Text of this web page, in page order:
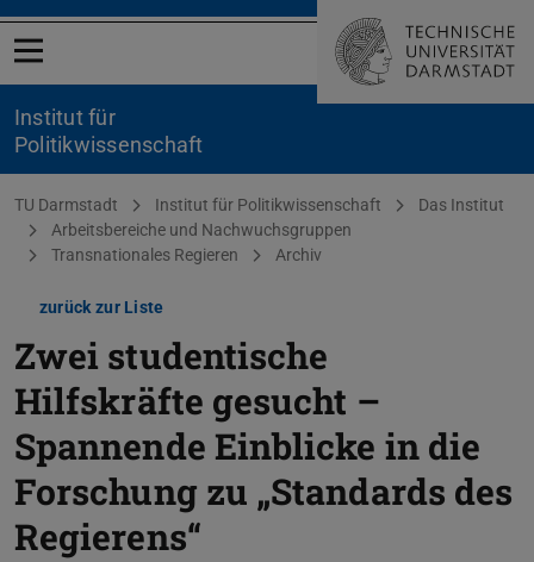
Menü öffnen
Institut für
Politikwissenschaft
Sie befinden sich hier:
TU Darmstadt Institut für Politikwissenschaft
Das Institut
Arbeitsbereiche und Nachwuchsgruppen
Transnationales Regieren
Archiv
zurück zur Liste
Zwei studentische
Hilfskräfte gesucht –
Spannende Einblicke in die
Forschung zu „Standards des
Regierens“